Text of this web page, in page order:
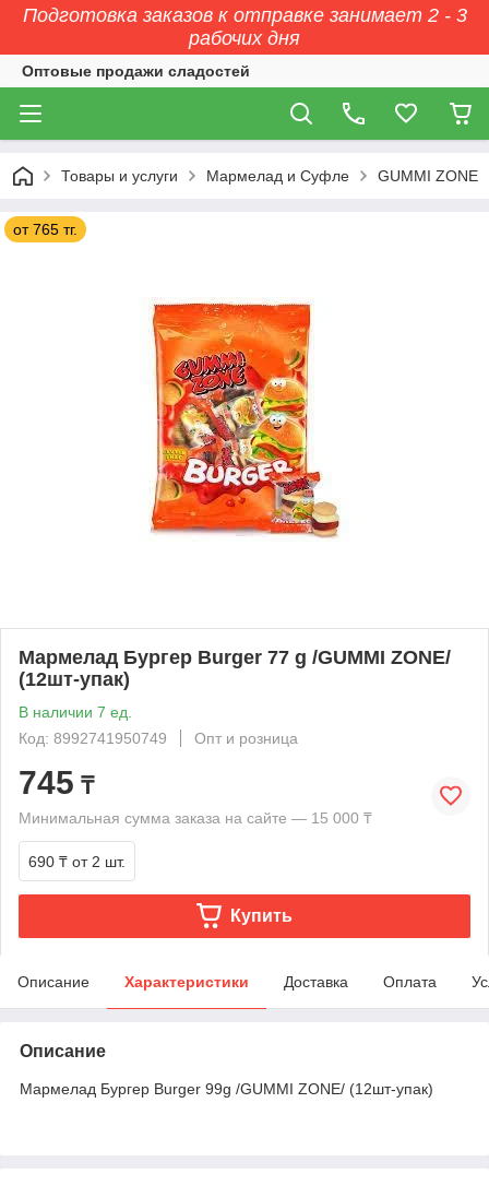
Подготовка заказов к отправке занимает 2 - 3
рабочих дня
Оптовые продажи сладостей
Товары и услуги Мармелад и Суфле GUMMI ZONE
от 765 тг.
Мармелад Бургер Burger 77 g /GUMMI ZONE/
(12шт-упак)
В наличии 7 ед.
Код: 8992741950749
Опт и розница
745 ₸
Минимальная сумма заказа на сайте — 15 000 ₸
690 ₸ от 2 шт.
Купить
Описание Характеристики Доставка Оплата
Описание
Мармелад Бургер Burger 99g /GUMMI ZONE/ (12шт-упак)